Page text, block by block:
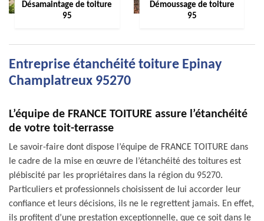
Désamaintage de toiture
95
Démoussage de toiture
95
Entreprise étanchéité toiture Epinay
Champlatreux 95270
L’équipe de FRANCE TOITURE assure l’étanchéité
de votre toit-terrasse
Le savoir-faire dont dispose l’équipe de FRANCE TOITURE dans
le cadre de la mise en œuvre de l’étanchéité des toitures est
plébiscité par les propriétaires dans la région du 95270.
Particuliers et professionnels choisissent de lui accorder leur
confiance et leurs décisions, ils ne le regrettent jamais. En effet,
ils profitent d’une prestation exceptionnelle, que ce soit dans le